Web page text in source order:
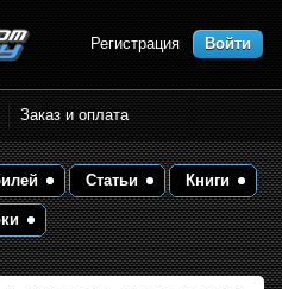
Регистрация Войти
Заказ и оплата
Статьи Книги